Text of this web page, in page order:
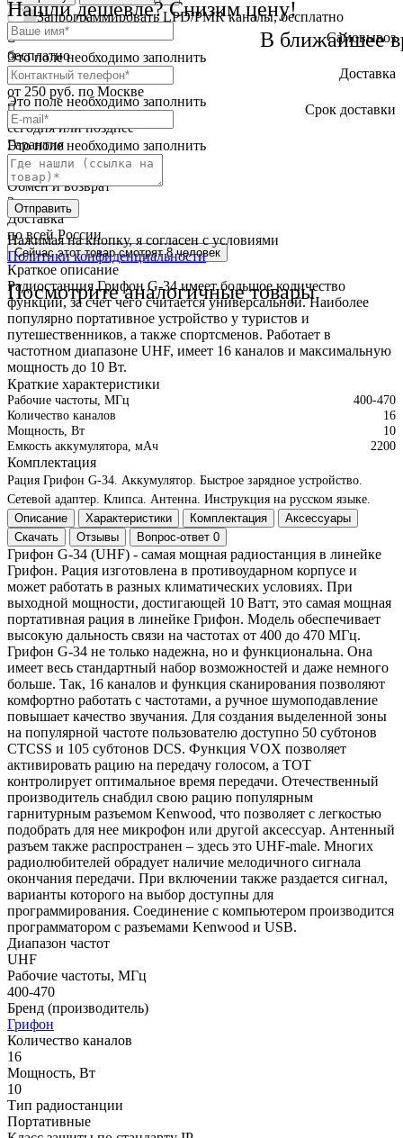
Нашли дешевле? Снизим цену!
Это поле необходимо заполнить
Это поле необходимо заполнить
Это поле необходимо заполнить
Отправить
Нажимая на кнопку, я согласен с условиями
Политики конфиденциальности
Посмотрите аналогичные товары
В ближайшее
Запрограммировать LPD/PMR каналы, бесплатно
Самовывоз
бесплатно
Доставка
от 250 руб. по Москве
Cрок доставки
сегодня или позднее
Гарантия
3 года
Обмен и возврат
2 недели
Доставка
по всей России
Сейчас этот товарсмотрят 8 человек
Краткое описание
Радиостанция Грифон G-34 имеет большое количество
функций, за счет чего считается универсальной. Наиболее
популярно портативное устройство у туристов и
путешественников, а также спортсменов. Работает в
частотном диапазоне UHF, имеет 16 каналов и максимальную
мощность до 10 Вт.
Краткие характеристики
Рабочие частоты, МГц
400-470
Количество каналов
16
Мощность, Вт
10
Емкость аккумулятора, мАч
2200
Комплектация
Рация Грифон G-34. Аккумулятор. Быстрое зарядное устройство.
Сетевой адаптер. Клипса. Антенна. Инструкция на русском языке.
Описание
Характеристики Комплектация
Аксессуары
Скачать
Отзывы Вопрос-ответ 0
Грифон G-34 (UHF) - самая мощная радиостанция в линейке
Грифон. Рация изготовлена в противоударном корпусе и
может работать в разных климатических условиях. При
выходной мощности, достигающей 10 Ватт, это самая мощная
портативная рация в линейке Грифон. Модель обеспечивает
высокую дальность связи на частотах от 400 до 470 МГц.
Грифон G-34 не только надежна, но и функциональна. Она
имеет весь стандартный набор возможностей и даже немного
больше. Так, 16 каналов и функция сканирования позволяют
комфортно работать с частотами, а ручное шумоподавление
повышает качество звучания. Для создания выделенной зоны
на популярной частоте пользователю доступно 50 субтонов
CTCSS и 105 субтонов DCS. Функция VOX позволяет
активировать рацию на передачу голосом, а TOT
контролирует оптимальное время передачи. Отечественный
производитель снабдил свою рацию популярным
гарнитурным разъемом Kenwood, что позволяет с легкостью
подобрать для нее микрофон или другой аксессуар. Антенный
разъем также распространен – здесь это UHF-male. Многих
радиолюбителей обрадует наличие мелодичного сигнала
окончания передачи. При включении также раздается сигнал,
варианты которого на выбор доступны для
программирования. Соединение с компьютером производится
программатором с разъемами Kenwood и USB.
Диапазон частот
UHF
Рабочие частоты, МГц
400-470
Бренд (производитель)
Грифон
Количество каналов
16
Мощность, Вт
10
Тип радиостанции
Портативные